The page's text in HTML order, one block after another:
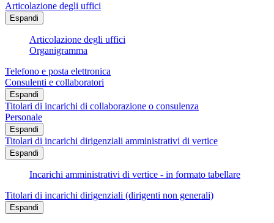
Articolazione degli uffici
Espandi
Articolazione degli uffici
Organigramma
Telefono e posta elettronica
Consulenti e collaboratori
Espandi
Titolari di incarichi di collaborazione o consulenza
Personale
Espandi
Titolari di incarichi dirigenziali amministrativi di vertice
Espandi
Incarichi amministrativi di vertice - in formato tabellare
Titolari di incarichi dirigenziali (dirigenti non generali)
Espandi